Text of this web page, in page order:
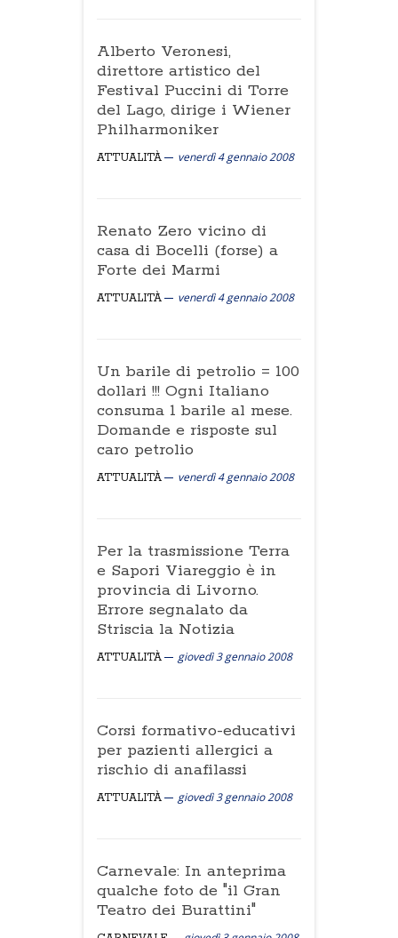
Alberto Veronesi,
direttore artistico del
Festival Puccini di Torre
del Lago, dirige i Wiener
Philharmoniker
ATTUALITÀ venerdì 4 gennaio 2008
Renato Zero vicino di
casa di Bocelli (forse) a
Forte dei Marmi
ATTUALITÀ venerdì 4 gennaio 2008
Un barile di petrolio = 100
dollari !!! Ogni Italiano
consuma 1 barile al mese.
Domande e risposte sul
caro petrolio
ATTUALITÀ venerdì 4 gennaio 2008
Per la trasmissione Terra
e Sapori Viareggio è in
provincia di Livorno.
Errore segnalato da
Striscia la Notizia
ATTUALITÀ giovedì 3 gennaio 2008
Corsi formativo-educativi
per pazienti allergici a
rischio di anafilassi
ATTUALITÀ giovedì 3 gennaio 2008
Carnevale: In anteprima
qualche foto de "il Gran
Teatro dei Burattini"